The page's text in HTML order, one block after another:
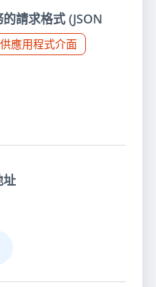
請求格式 (JSON
應用程式介面
址